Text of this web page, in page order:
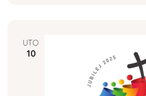
UTO
10